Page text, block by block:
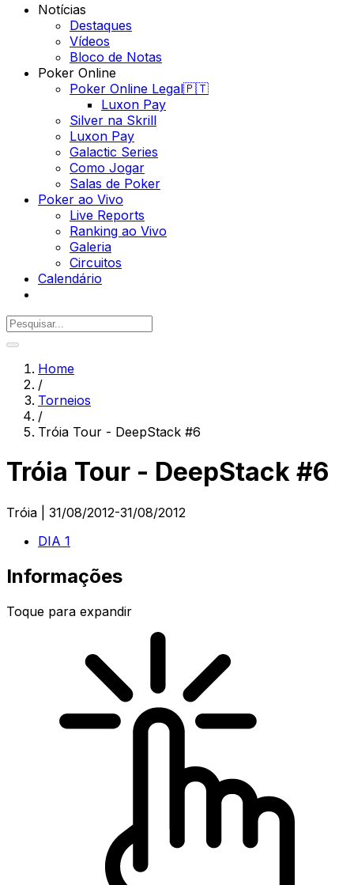
Notícias
Destaques
Vídeos
Bloco de Notas
Poker Online
Poker Online Legal🇵🇹
Luxon Pay
Silver na Skrill
Luxon Pay
Galactic Series
Como Jogar
Salas de Poker
Poker ao Vivo
Live Reports
Ranking ao Vivo
Galeria
Circuitos
Calendário
Home
/
Torneios
/
Tróia Tour - DeepStack #6
Tróia Tour - DeepStack #6
Tróia 31/08/2012-31/08/2012
DIA 1
Informações
Toque para expandir